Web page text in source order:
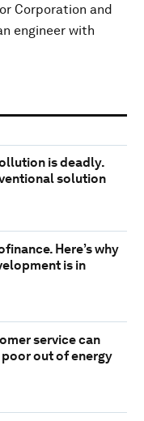
Corporation and
engineer with
is deadly.
solution
Here’s why
is in
service can
poor out of energy